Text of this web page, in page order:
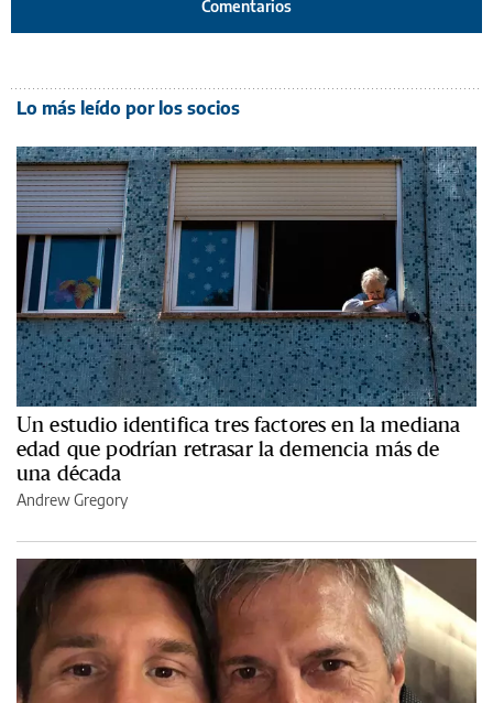
Comentarios
Lo más leído por los socios
Un estudio identifica tres factores en la mediana
edad que podrían retrasar la demencia más de
una década
Andrew Gregory